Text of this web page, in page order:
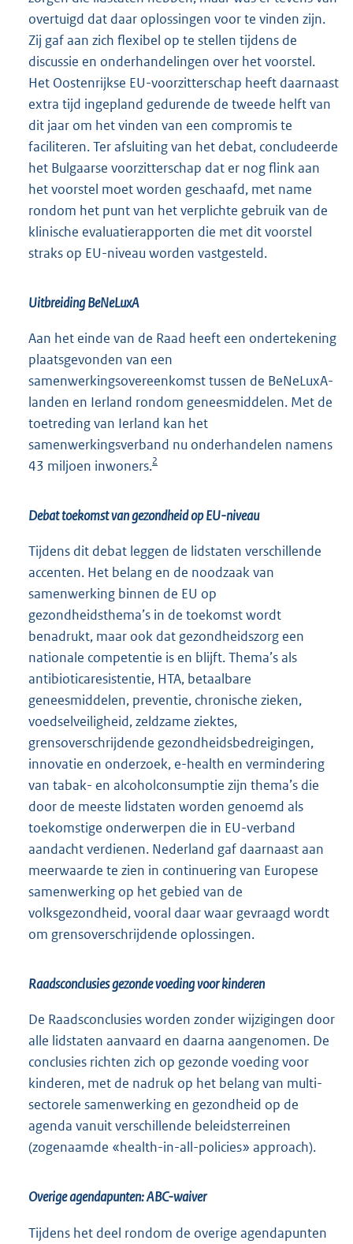
overtuigd dat daar oplossingen voor te vinden zijn.
Zij gaf aan zich flexibel op te stellen tijdens de
discussie en onderhandelingen over het voorstel.
Het Oostenrijkse EU-voorzitterschap heeft daarnaast
extra tijd ingepland gedurende de tweede helft van
dit jaar om het vinden van een compromis te
faciliteren. Ter afsluiting van het debat, concludeerde
het Bulgaarse voorzitterschap dat er nog flink aan
het voorstel moet worden geschaafd, met name
rondom het punt van het verplichte gebruik van de
klinische evaluatierapporten die met dit voorstel
straks op EU-niveau worden vastgesteld.
Uitbreiding BeNeLuxA
Aan het einde van de Raad heeft een ondertekening
plaatsgevonden van een
samenwerkingsovereenkomst tussen de BeNeLuxA-
landen en Ierland rondom geneesmiddelen. Met de
toetreding van Ierland kan het
samenwerkingsverband nu onderhandelen namens
43 miljoen inwoners.2
Debat toekomst van gezondheid op EU-niveau
Tijdens dit debat leggen de lidstaten verschillende
accenten. Het belang en de noodzaak van
samenwerking binnen de EU op
gezondheidsthema’s in de toekomst wordt
benadrukt, maar ook dat gezondheidszorg een
nationale competentie is en blijft. Thema’s als
antibioticaresistentie, HTA, betaalbare
geneesmiddelen, preventie, chronische zieken,
voedselveiligheid, zeldzame ziektes,
grensoverschrijdende gezondheidsbedreigingen,
innovatie en onderzoek, e-health en vermindering
van tabak- en alcoholconsumptie zijn thema’s die
door de meeste lidstaten worden genoemd als
toekomstige onderwerpen die in EU-verband
aandacht verdienen. Nederland gaf daarnaast aan
meerwaarde te zien in continuering van Europese
samenwerking op het gebied van de
volksgezondheid, vooral daar waar gevraagd wordt
om grensoverschrijdende oplossingen.
Raadsconclusies gezonde voeding voor kinderen
De Raadsconclusies worden zonder wijzigingen door
alle lidstaten aanvaard en daarna aangenomen. De
conclusies richten zich op gezonde voeding voor
kinderen, met de nadruk op het belang van multi-
sectorele samenwerking en gezondheid op de
agenda vanuit verschillende beleidsterreinen
(zogenaamde «health-in-all-policies» approach).
Overige agendapunten: ABC-waiver
Tijdens het deel rondom de overige agendapunten